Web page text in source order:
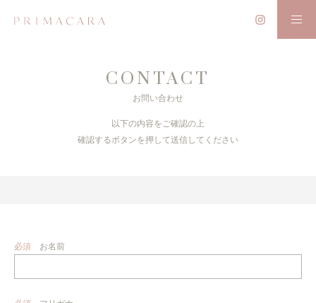
CONTACT
お問い合わせ
以下の内容をご確認の上
確認するボタンを押して送信してください
必須 お名前